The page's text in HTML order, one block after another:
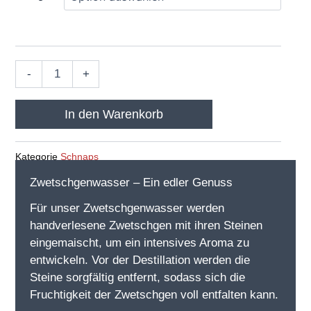
-
Menge
+
In den Warenkorb
Kategorie Schnaps
Zwetschgenwasser – Ein edler Genuss
Für unser Zwetschgenwasser werden
handverlesene Zwetschgen mit ihren Steinen
eingemaischt, um ein intensives Aroma zu
entwickeln. Vor der Destillation werden die
Steine sorgfältig entfernt, sodass sich die
Fruchtigkeit der Zwetschgen voll entfalten kann.